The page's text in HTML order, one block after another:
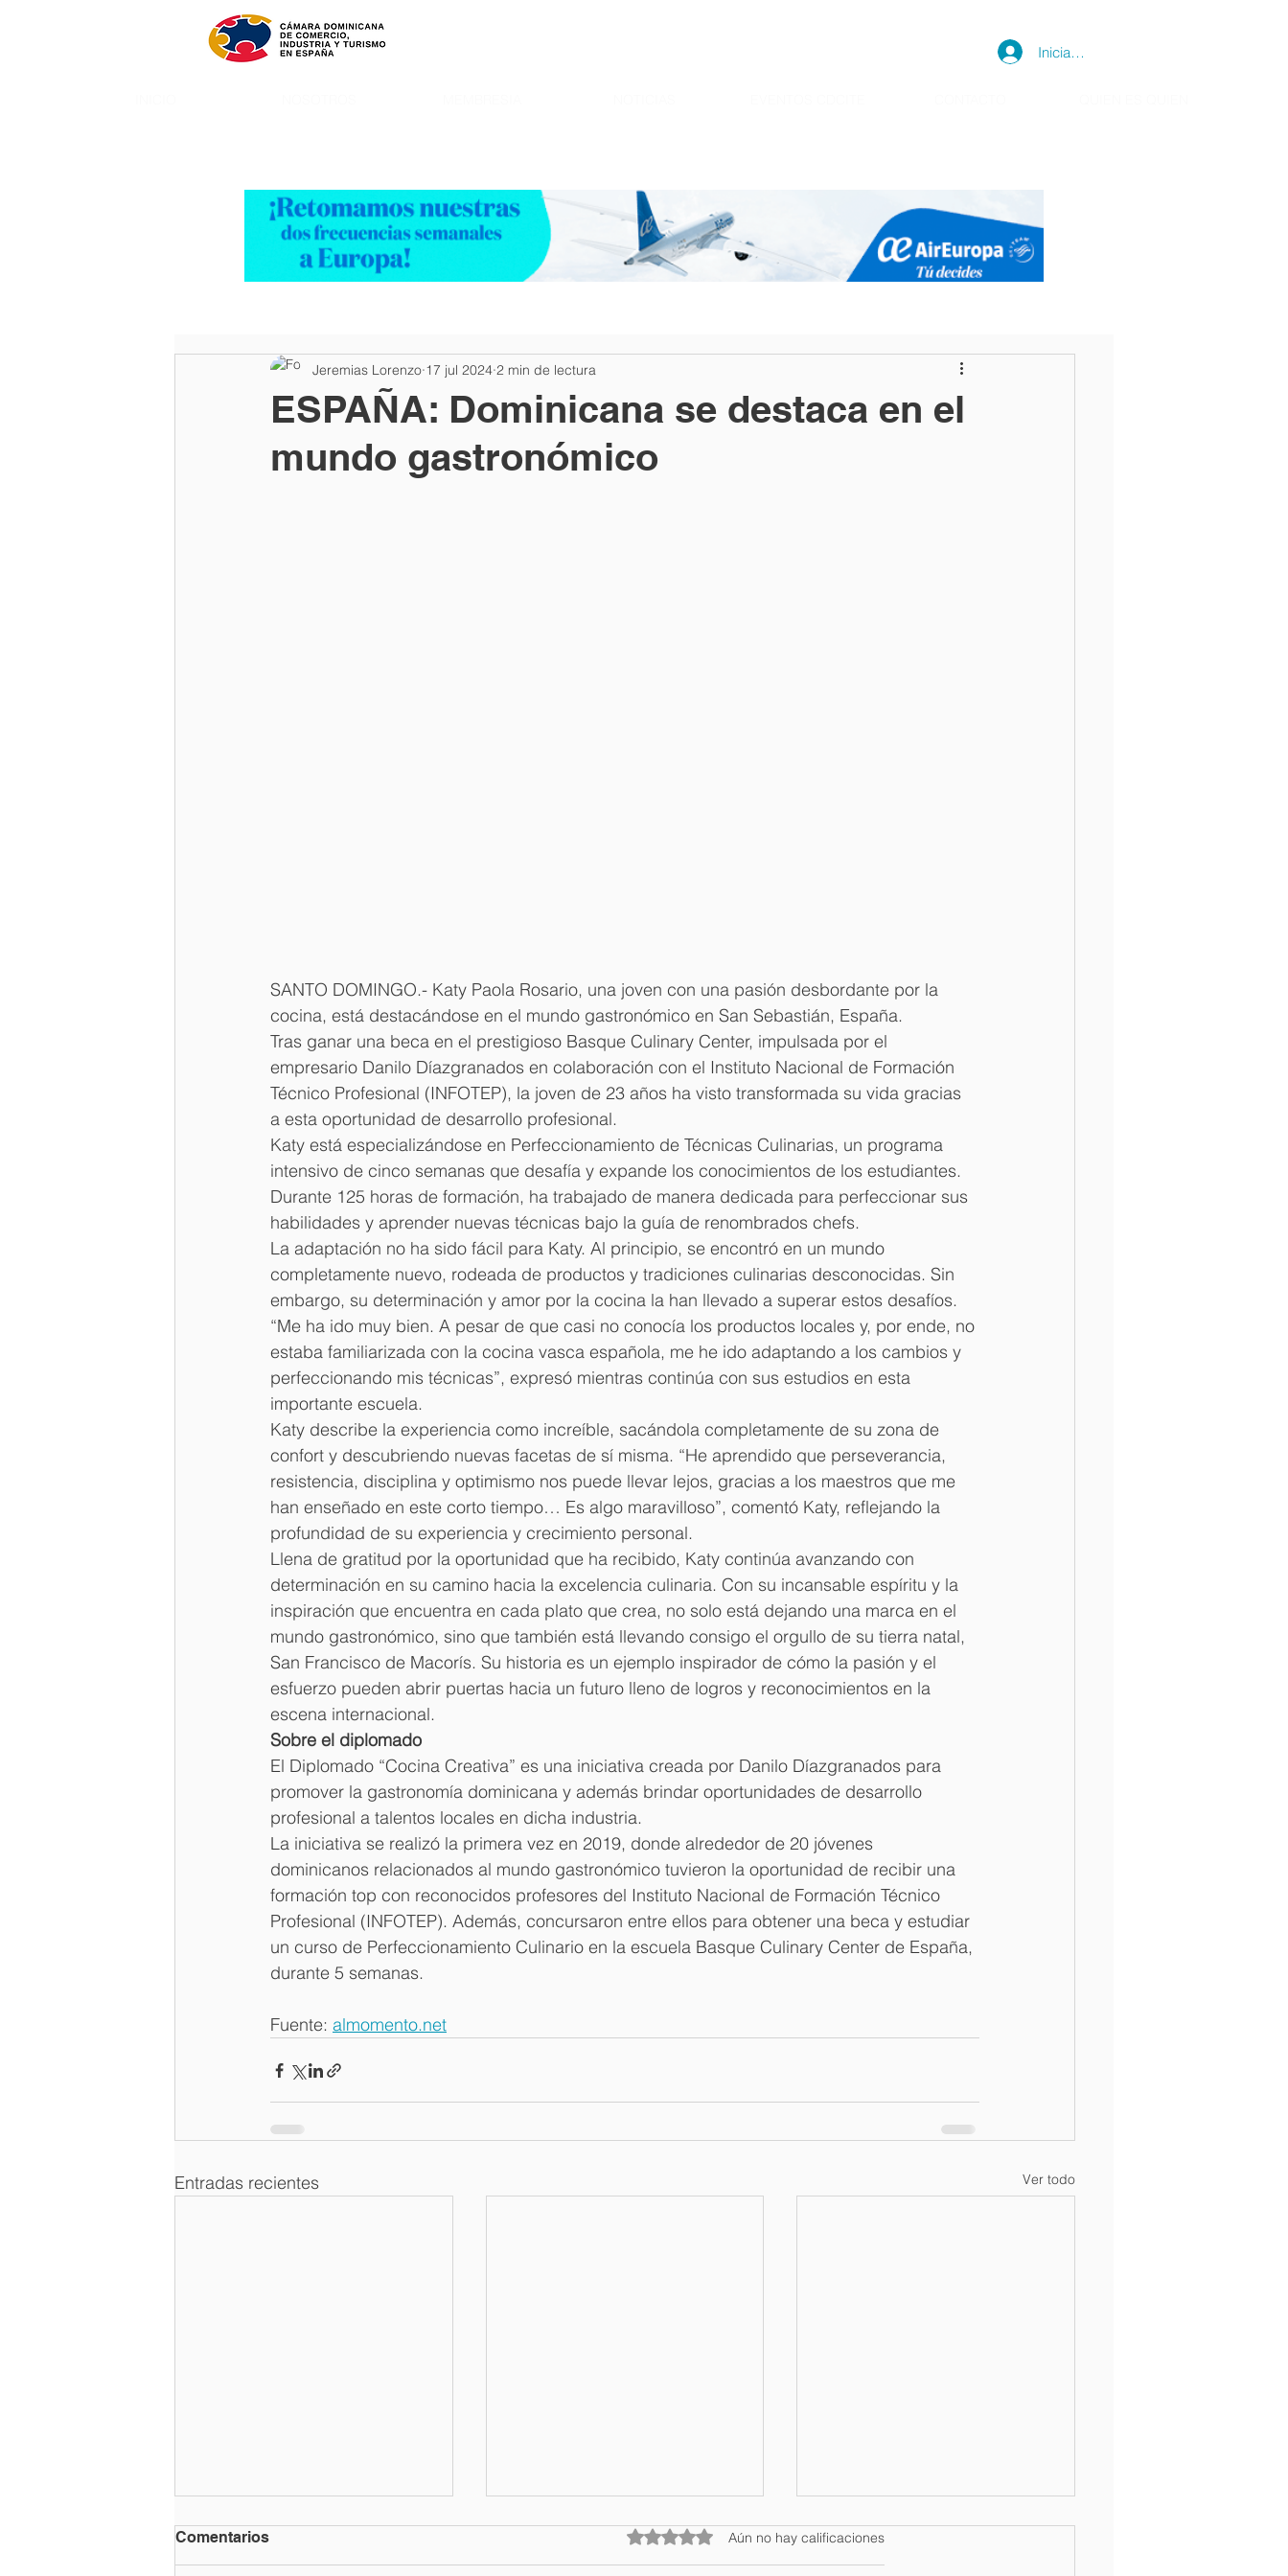
Iniciar sesión
ESPAÑA: Dominicana se destaca en el
mundo gastronómico
Jeremias Lorenzo 17 jul 2024 2 min de lectura
SANTO DOMINGO.- Katy Paola Rosario, una joven con una pasión desbordante por la
cocina, está destacándose en el mundo gastronómico en San Sebastián, España.
Tras ganar una beca en el prestigioso Basque Culinary Center, impulsada por el
empresario Danilo Díazgranados en colaboración con el Instituto Nacional de Formación
Técnico Profesional (INFOTEP), la joven de 23 años ha visto transformada su vida gracias
a esta oportunidad de desarrollo profesional.
Katy está especializándose en Perfeccionamiento de Técnicas Culinarias, un programa
intensivo de cinco semanas que desafía y expande los conocimientos de los estudiantes.
Durante 125 horas de formación, ha trabajado de manera dedicada para perfeccionar sus
habilidades y aprender nuevas técnicas bajo la guía de renombrados chefs.
La adaptación no ha sido fácil para Katy. Al principio, se encontró en un mundo
completamente nuevo, rodeada de productos y tradiciones culinarias desconocidas. Sin
embargo, su determinación y amor por la cocina la han llevado a superar estos desafíos.
“Me ha ido muy bien. A pesar de que casi no conocía los productos locales y, por ende, no
estaba familiarizada con la cocina vasca española, me he ido adaptando a los cambios y
perfeccionando mis técnicas”, expresó mientras continúa con sus estudios en esta
importante escuela.
Katy describe la experiencia como increíble, sacándola completamente de su zona de
confort y descubriendo nuevas facetas de sí misma. “He aprendido que perseverancia,
resistencia, disciplina y optimismo nos puede llevar lejos, gracias a los maestros que me
han enseñado en este corto tiempo… Es algo maravilloso”, comentó Katy, reflejando la
profundidad de su experiencia y crecimiento personal.
Llena de gratitud por la oportunidad que ha recibido, Katy continúa avanzando con
determinación en su camino hacia la excelencia culinaria. Con su incansable espíritu y la
inspiración que encuentra en cada plato que crea, no solo está dejando una marca en el
mundo gastronómico, sino que también está llevando consigo el orgullo de su tierra natal,
San Francisco de Macorís. Su historia es un ejemplo inspirador de cómo la pasión y el
esfuerzo pueden abrir puertas hacia un futuro lleno de logros y reconocimientos en la
escena internacional.
Sobre el diplomado
El Diplomado “Cocina Creativa” es una iniciativa creada por Danilo Díazgranados para
promover la gastronomía dominicana y además brindar oportunidades de desarrollo
profesional a talentos locales en dicha industria.
La iniciativa se realizó la primera vez en 2019, donde alrededor de 20 jóvenes
dominicanos relacionados al mundo gastronómico tuvieron la oportunidad de recibir una
formación top con reconocidos profesores del Instituto Nacional de Formación Técnico
Profesional (INFOTEP). Además, concursaron entre ellos para obtener una beca y estudiar
un curso de Perfeccionamiento Culinario en la escuela Basque Culinary Center de España,
durante 5 semanas.
Fuente: almomento.net
Entradas recientes Ver todo
Comentarios Obtuvo 0 de 5 estrellas.
Aún no hay calificaciones